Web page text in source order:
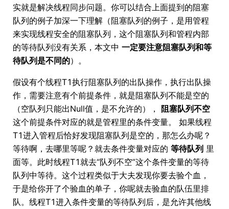
实就是解决线程同步问题。你可以结合上面提到的阻塞
队列的例子加深一下理解（阻塞队列的例子，是用管程
来实现线程安全的阻塞队列，这个阻塞队列和管程内部
的等待队列没有关系，本文中 一定要注意阻塞队列和等
待队列是不同的）。
假设有个线程T1执行阻塞队列的出队操作，执行出队操
作，需要注意有个前提条件，就是阻塞队列不能是空的
（空队列只能出Null值，是不允许的）， 阻塞队列不空
这个前提条件对应的就是管程里的条件变量。 如果线程
T1进入管程后恰好发现阻塞队列是空的，那怎么办呢？
等待啊，去哪里等呢？就去条件变量对应的 等待队列 里
面等。此时线程T1就去“队列不空”这个条件变量的等待
队列中等待。这个过程类似于大夫发现你要去验个血，
于是给你开了个验血的单子，你呢就去验血的队伍里排
队。线程T1进入条件变量的等待队列后，是允许其他线